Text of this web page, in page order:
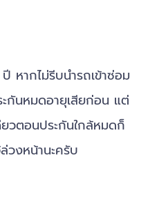
หากไม่รีบนำรถเข้าซ่อม
กันหมดอายุเสียก่อน แต่
วตอนประกันใกล้หมดก็
วงหน้านะครับ